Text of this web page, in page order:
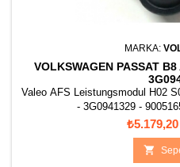
MARKA:
VOLKSWAGEN PASSAT
Valeo AFS Leistungsmodul H02
- 3G0941329 -
Fiyat
₺5.179,20
